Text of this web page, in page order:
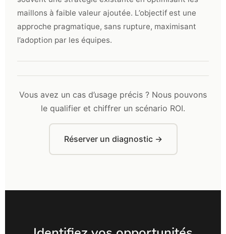
maillons à faible valeur ajoutée. L’objectif est une
approche pragmatique, sans rupture, maximisant
l’adoption par les équipes.
Vous avez un cas d’usage précis ? Nous pouvons
le qualifier et chiffrer un scénario ROI.
Réserver un diagnostic →